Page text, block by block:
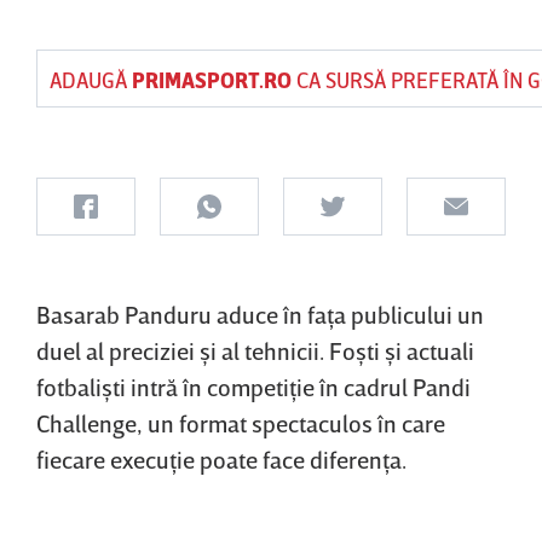
ADAUGĂ PRIMASPORT.ROCA SURSĂ PREFERATĂ ÎN
Basarab Panduru aduce în faţa publicului un
duel al preciziei şi al tehnicii. Foşti şi actuali
fotbalişti intră în competiţie în cadrul Pandi
Challenge, un format spectaculos în care
fiecare execuţie poate face diferenţa.